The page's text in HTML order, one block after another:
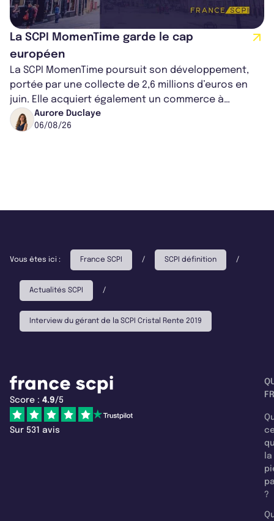
La SCPI MomenTime garde le cap
européen
La SCPI MomenTime poursuit son développement,
portée par une collecte de 2,6 millions d’euros en
juin. Elle acquiert également un commerce à
Worcester, place une plateforme logisti...
Aurore Duclaye
06/08/26
Vous êtes ici : France SCPI / SCPI définition /
Actualités SCPI /
Interview du gérant de la SCPI Cristal Rente 2019
Score : 4.9/5
Sur 531 avis
la
?